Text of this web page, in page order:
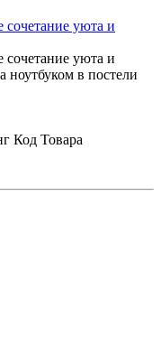
уюта и
уюта и
ноутбуком в постели
Код Товара